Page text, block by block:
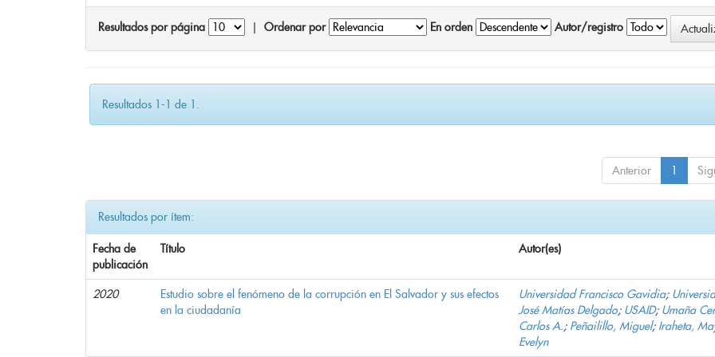
Resultados por página Ordenar por En orden Autor/registro
Resultados 1-1 de 1.
Anterior 1
Resultados por ítem:
Fecha de
publicación
Título Autor(es)
2020
Estudio sobre el fenómeno de la corrupción en El Salvador y sus efectos
en la ciudadanía
Universidad Francisco Gavidia;
José Matías Delgado; USAID; Umaña
Carlos A.; Peñailillo, Miguel; Iraheta,
Evelyn